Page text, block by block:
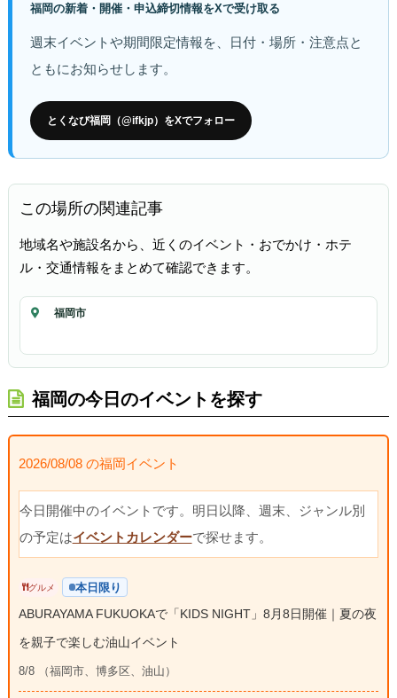
福岡の新着・開催・申込締切情報をXで受け取る
週末イベントや期間限定情報を、日付・場所・注意点と
ともにお知らせします。
とくなび福岡（@ifkjp）をXでフォロー
この場所の関連記事
地域名や施設名から、近くのイベント・おでかけ・ホテ
ル・交通情報をまとめて確認できます。
福岡市
福岡の今日のイベントを探す
2026/08/08 の福岡イベント
今日開催中のイベントです。明日以降、週末、ジャンル別
の予定はイベントカレンダーで探せます。
グルメ 本日限り
ABURAYAMA FUKUOKAで「KIDS NIGHT」8月8日開催｜夏の夜
を親子で楽しむ油山イベント
8/8 （福岡市、博多区、油山）